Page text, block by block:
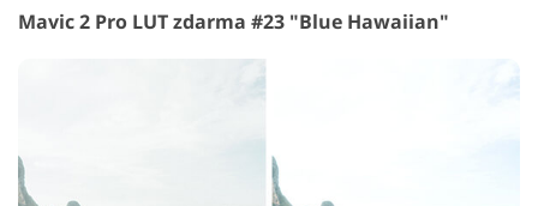
Mavic 2 Pro LUT zdarma #23 "Blue Hawaiian"